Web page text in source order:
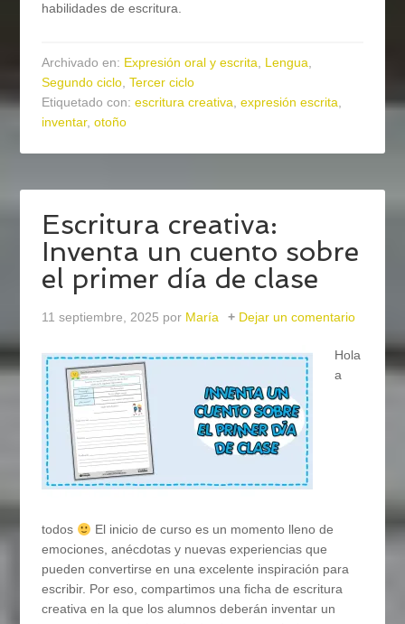
habilidades de escritura.
Archivado en: Expresión oral y escrita, Lengua,
Segundo ciclo,Tercer ciclo
Etiquetado con:escritura creativa,expresión escrita,
inventar,otoño
Escritura creativa:
Inventa un cuento sobre
el primer día de clase
11 septiembre, 2025 por María Dejar un comentario
Hola
a
todos
El inicio de curso es un momento lleno de
emociones, anécdotas y nuevas experiencias que
pueden convertirse en una excelente inspiración para
escribir. Por eso, compartimos una ficha de escritura
creativa en la que los alumnos deberán inventar un